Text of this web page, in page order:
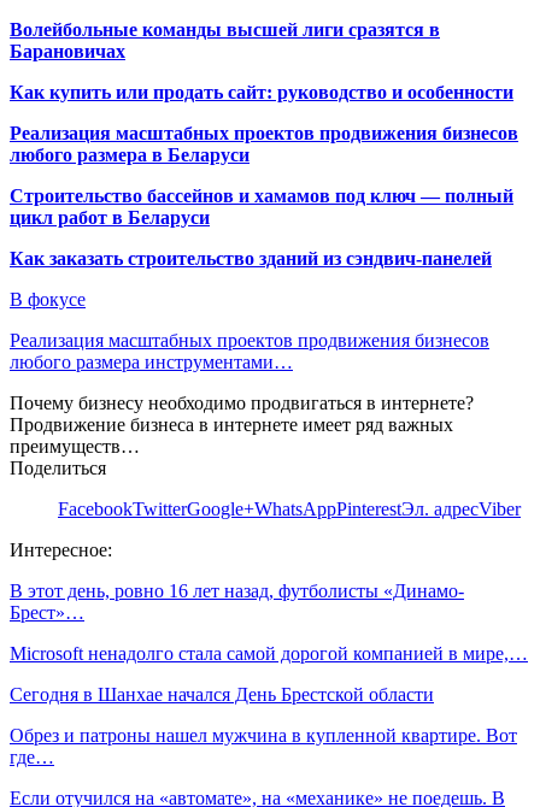
Волейбольные команды высшей лиги сразятся в
Барановичах
Как купить или продать сайт: руководство и особенности
Реализация масштабных проектов продвижения бизнесов
любого размера в Беларуси
Строительство бассейнов и хамамов под ключ — полный
цикл работ в Беларуси
Как заказать строительство зданий из сэндвич-панелей
В фокусе
Реализация масштабных проектов продвижения бизнесов
любого размера инструментами…
Почему бизнесу необходимо продвигаться в интернете?
Продвижение бизнеса в интернете имеет ряд важных
преимуществ…
Поделиться
FacebookTwitterGoogle+WhatsAppPinterestЭл. адресViber
Интересное:
В этот день, ровно 16 лет назад, футболисты «Динамо-
Брест»…
Microsoft ненадолго стала самой дорогой компанией в мире,…
Сегодня в Шанхае начался День Брестской области
Обрез и патроны нашел мужчина в купленной квартире. Вот
где…
Если отучился на «автомате», на «механике» не поедешь. В